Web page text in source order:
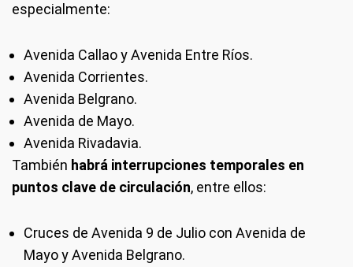
especialmente:
Avenida Callao y Avenida Entre Ríos.
Avenida Corrientes.
Avenida Belgrano.
Avenida de Mayo.
Avenida Rivadavia.
También habrá interrupciones temporales en
puntos clave de circulación, entre ellos:
Cruces de Avenida 9 de Julio con Avenida de
Mayo y Avenida Belgrano.